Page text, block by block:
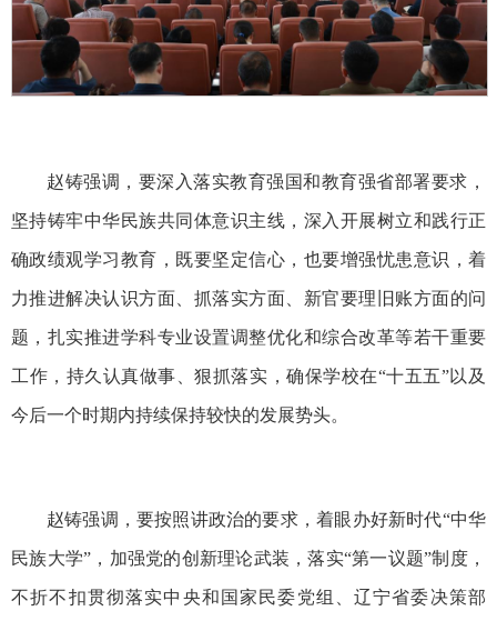
赵铸强调，要深入落实教育强国和教育强省部署要求，
坚持铸牢中华民族共同体意识主线，深入开展树立和践行正
确政绩观学习教育，既要坚定信心，也要增强忧患意识，着
力推进解决认识方面、抓落实方面、新官要理旧账方面的问
题，扎实推进学科专业设置调整优化和综合改革等若干重要
工作，持久认真做事、狠抓落实，确保学校在“十五五”以及
今后一个时期内持续保持较快的发展势头。
赵铸强调，要按照讲政治的要求，着眼办好新时代“中华
民族大学”，加强党的创新理论武装，落实“第一议题”制度，
不折不扣贯彻落实中央和国家民委党组、辽宁省委决策部